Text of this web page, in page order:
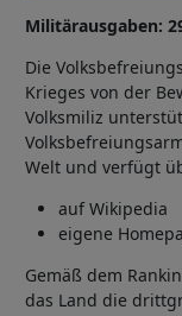
Militärausgaben:
Die
Krieges von der
Volksmiliz
Welt und verfügt
auf Wikipedia
eigene
Gemäß dem
das Land die